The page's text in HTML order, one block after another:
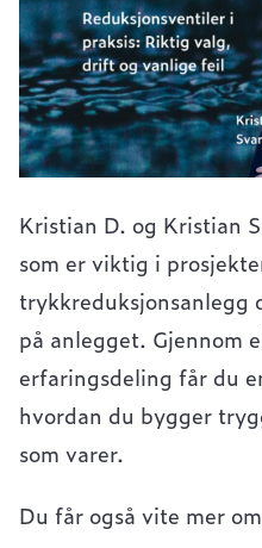
Kristian D. og Kristian
som er viktig i
trykkreduksjonsanlegg
på anlegget. Gjennom
erfaringsdeling får du
hvordan du bygger
som varer.
Du får også vite mer om